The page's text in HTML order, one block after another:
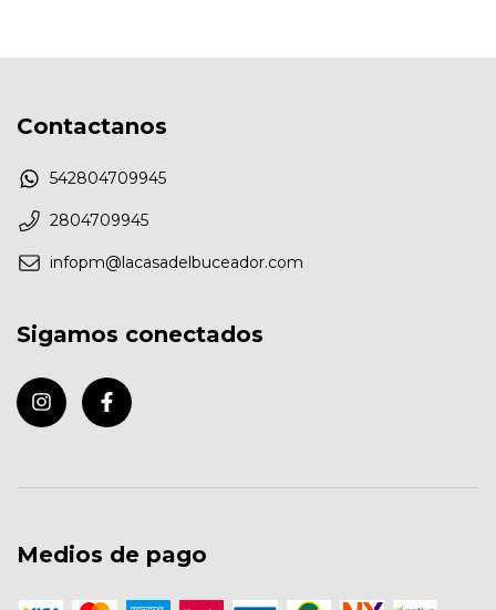
Contactanos
542804709945
2804709945
infopm@lacasadelbuceador.com
Sigamos conectados
Medios de pago